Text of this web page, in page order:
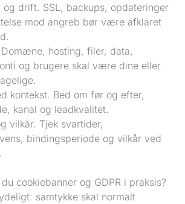
og drift. SSL, backups, opdateringer
mod angreb bør være afklaret
hosting, filer, data,
og brugere skal være dine eller
kontekst. Bed om før og efter,
kanal og leadkvalitet.
vilkår. Tjek svartider,
bindingsperiode og vilkår ved
cookiebanner og GDPR i praksis?
samtykke skal normalt